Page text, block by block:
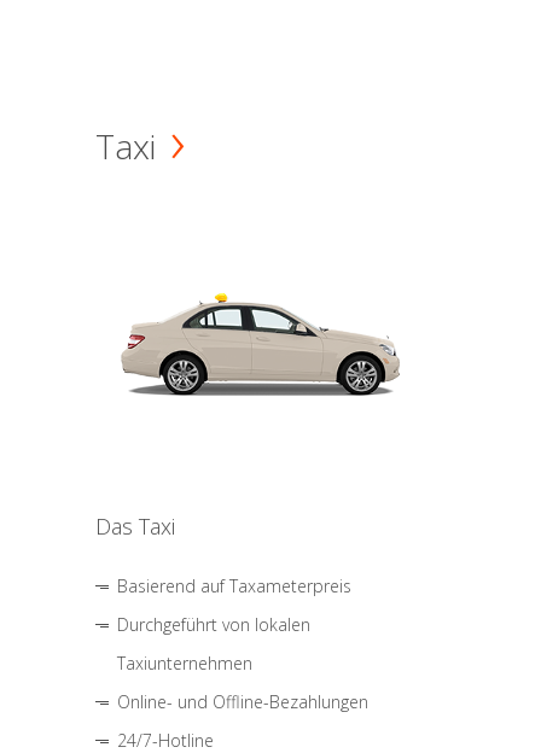
Taxi
Das Taxi
Basierend auf Taxameterpreis
Durchgeführt von lokalen
Taxiunternehmen
Online- und Offline-Bezahlungen
24/7-Hotline